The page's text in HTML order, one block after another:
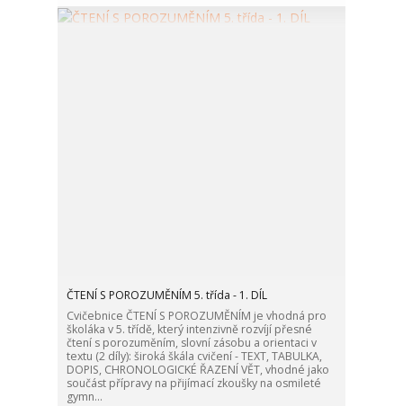
ČTENÍ S POROZUMĚNÍM 5. třída - 1. DÍL
Cvičebnice ČTENÍ S POROZUMĚNÍM je vhodná pro
školáka v 5. třídě, který intenzivně rozvíjí přesné
čtení s porozuměním, slovní zásobu a orientaci v
textu (2 díly): široká škála cvičení - TEXT, TABULKA,
DOPIS, CHRONOLOGICKÉ ŘAZENÍ VĚT, vhodné jako
součást přípravy na přijímací zkoušky na osmileté
gymn...